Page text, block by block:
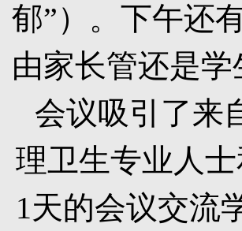
郁”）。下午还
由家长管还是
会议吸引了来
理卫生专业人
1天的会议交流